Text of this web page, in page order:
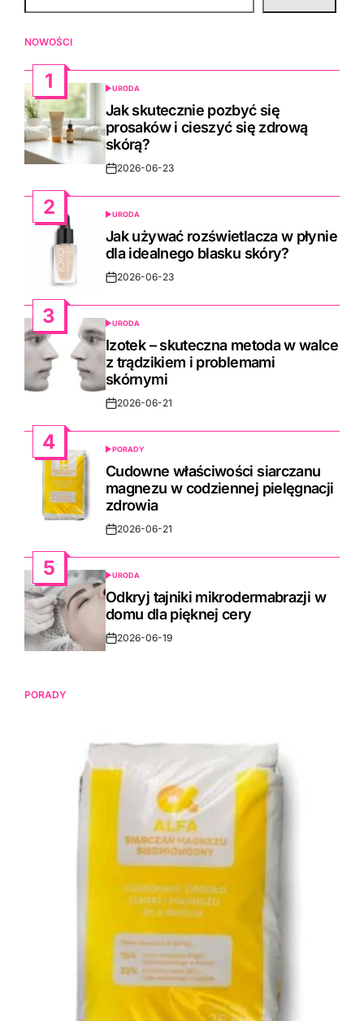
NOWOŚCI
1
POSTED
IN
URODA
Jak skutecznie pozbyć się
prosaków i cieszyć się zdrową
skórą?
Post2026-06-23
2
POSTED
IN
URODA
Jak używać rozświetlacza w płynie
dla idealnego blasku skóry?
Post2026-06-23
3
POSTED
IN
URODA
Izotek – skuteczna metoda w walce
z trądzikiem i problemami
skórnymi
Post2026-06-21
4
POSTED
IN
PORADY
Cudowne właściwości siarczanu
magnezu w codziennej pielęgnacji
zdrowia
Post2026-06-21
5
POSTED
IN
URODA
Odkryj tajniki mikrodermabrazji w
domu dla pięknej cery
Post2026-06-19
PORADY